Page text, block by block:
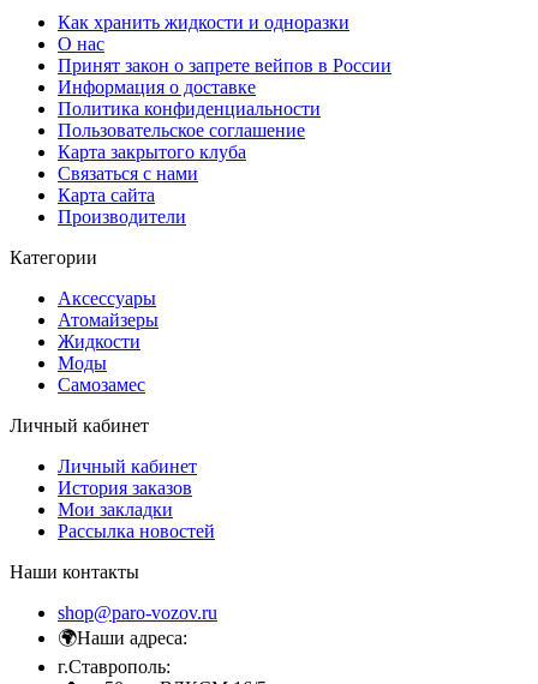
Как хранить жидкости и одноразки
О нас
Принят закон о запрете вейпов в России
Информация о доставке
Политика конфиденциальности
Пользовательское соглашение
Карта закрытого клуба
Связаться с нами
Карта сайта
Производители
Категории
Аксессуары
Атомайзеры
Жидкости
Моды
Самозамес
Личный кабинет
Личный кабинет
История заказов
Мои закладки
Рассылка новостей
Наши контакты
shop@paro-vozov.ru
🌍Наши адреса:
г.Ставрополь: